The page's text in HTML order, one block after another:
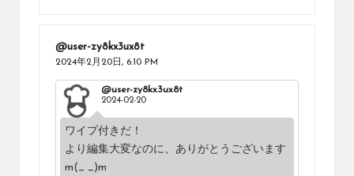
@user-zy8kx3ux8t
2024年2月20日, 6:10 PM
@user-zy8kx3ux8t
2024-02-20
ワイプ付きだ！
より編集大変なのに、ありがとうございます
m(_ _)m